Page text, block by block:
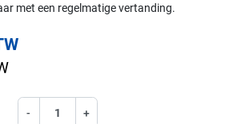
met een regelmatige vertanding.
- +